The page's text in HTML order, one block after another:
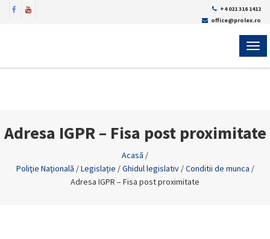
+4 021 316 1412
office@prolex.ro
Adresa IGPR – Fisa post proximitate
Acasă /
Poliţie Naţională /Legislație /Ghidul legislativ/Conditii de munca /
Adresa IGPR – Fisa post proximitate